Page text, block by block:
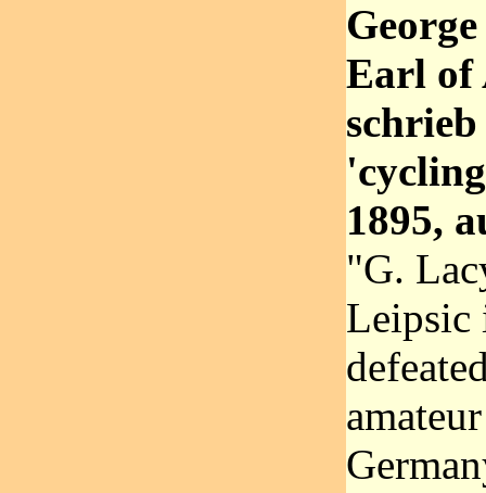
Earl of
1895,
"G.
Leipsic